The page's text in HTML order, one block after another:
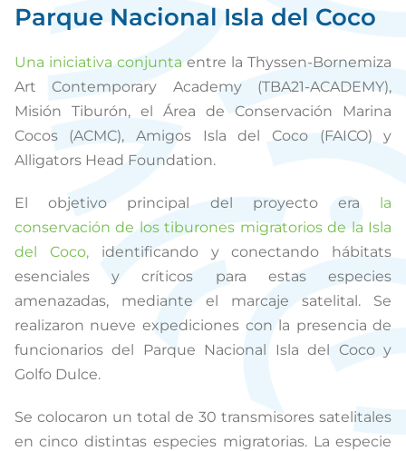
Parque Nacional Isla del Coco
Una iniciativa conjunta entre la Thyssen-Bornemiza
Art Contemporary Academy (TBA21-ACADEMY),
Misión Tiburón, el Área de Conservación Marina
Cocos (ACMC), Amigos Isla del Coco (FAICO) y
Alligators Head Foundation.
El objetivo principal del proyecto era la
conservación de los tiburones migratorios de la Isla
del Coco,identificando y conectando hábitats
esenciales y críticos para estas especies
amenazadas, mediante el marcaje satelital. Se
realizaron nueve expediciones con la presencia de
funcionarios del Parque Nacional Isla del Coco y
Golfo Dulce.
Se colocaron un total de 30 transmisores satelitales
en cinco distintas especies migratorias. La especie